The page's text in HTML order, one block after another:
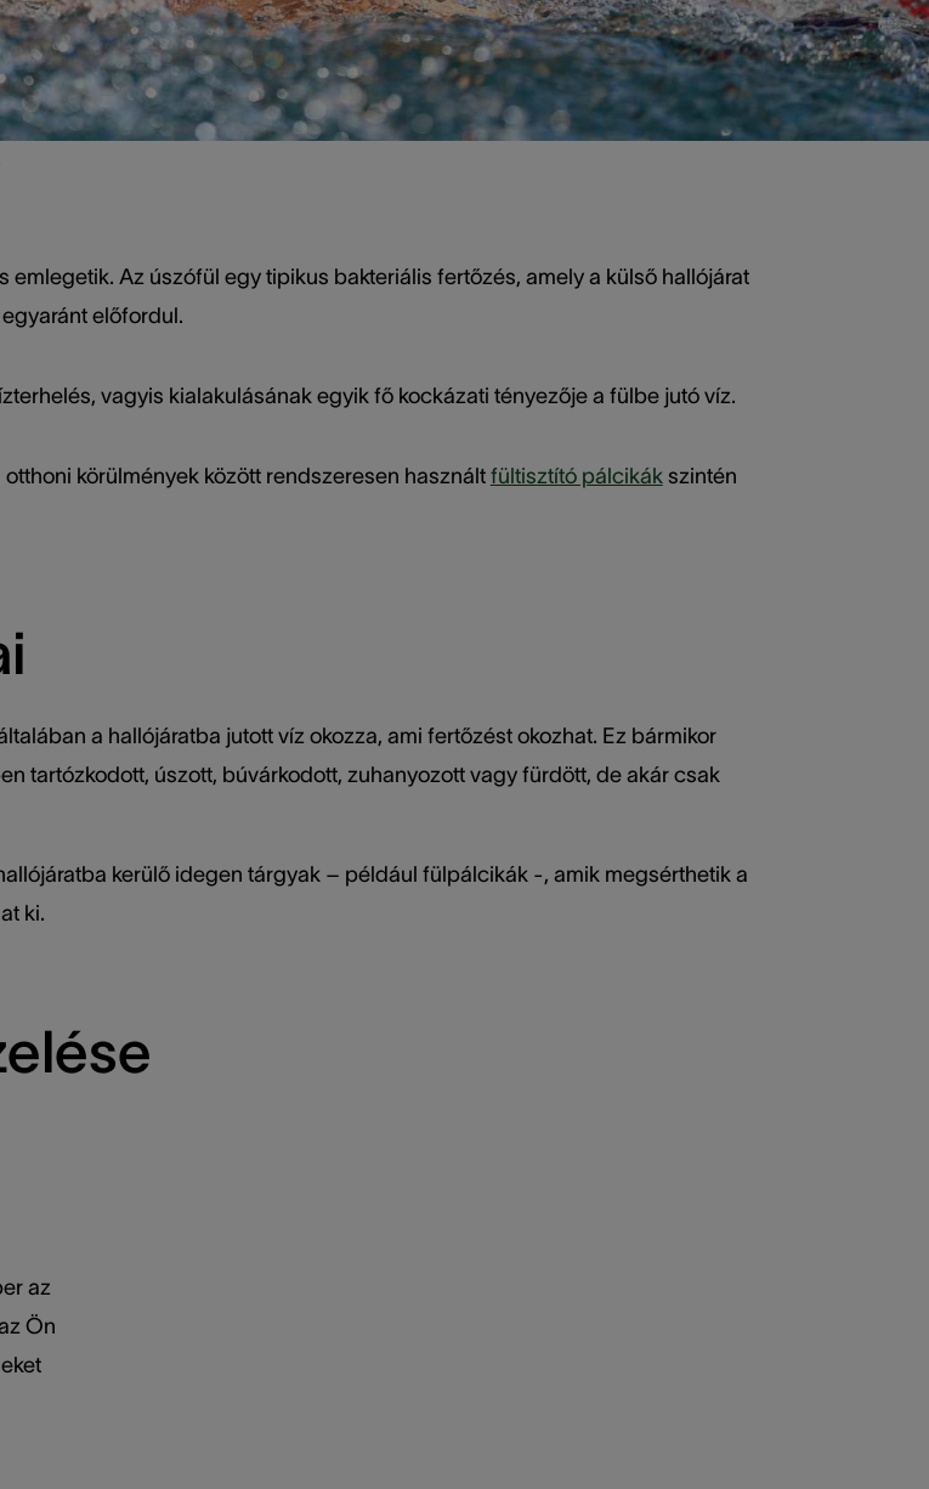
emlegetik. Az úszófül egy tipikus bakteriális fertőzés, amely a külső hallójárat
előfordul.
vagyis kialakulásának egyik fő kockázati tényezője a fülbe jutó víz.
körülmények között rendszeresen használt fültisztító pálcikákszintén
a hallójáratba jutott víz okozza, ami fertőzést okozhat. Ez bármikor
tartózkodott, úszott, búvárkodott, zuhanyozott vagy fürdött, de akár csak
kerülő idegen tárgyak – például fülpálcikák -, amik megsérthetik a
ki.
az
Ön